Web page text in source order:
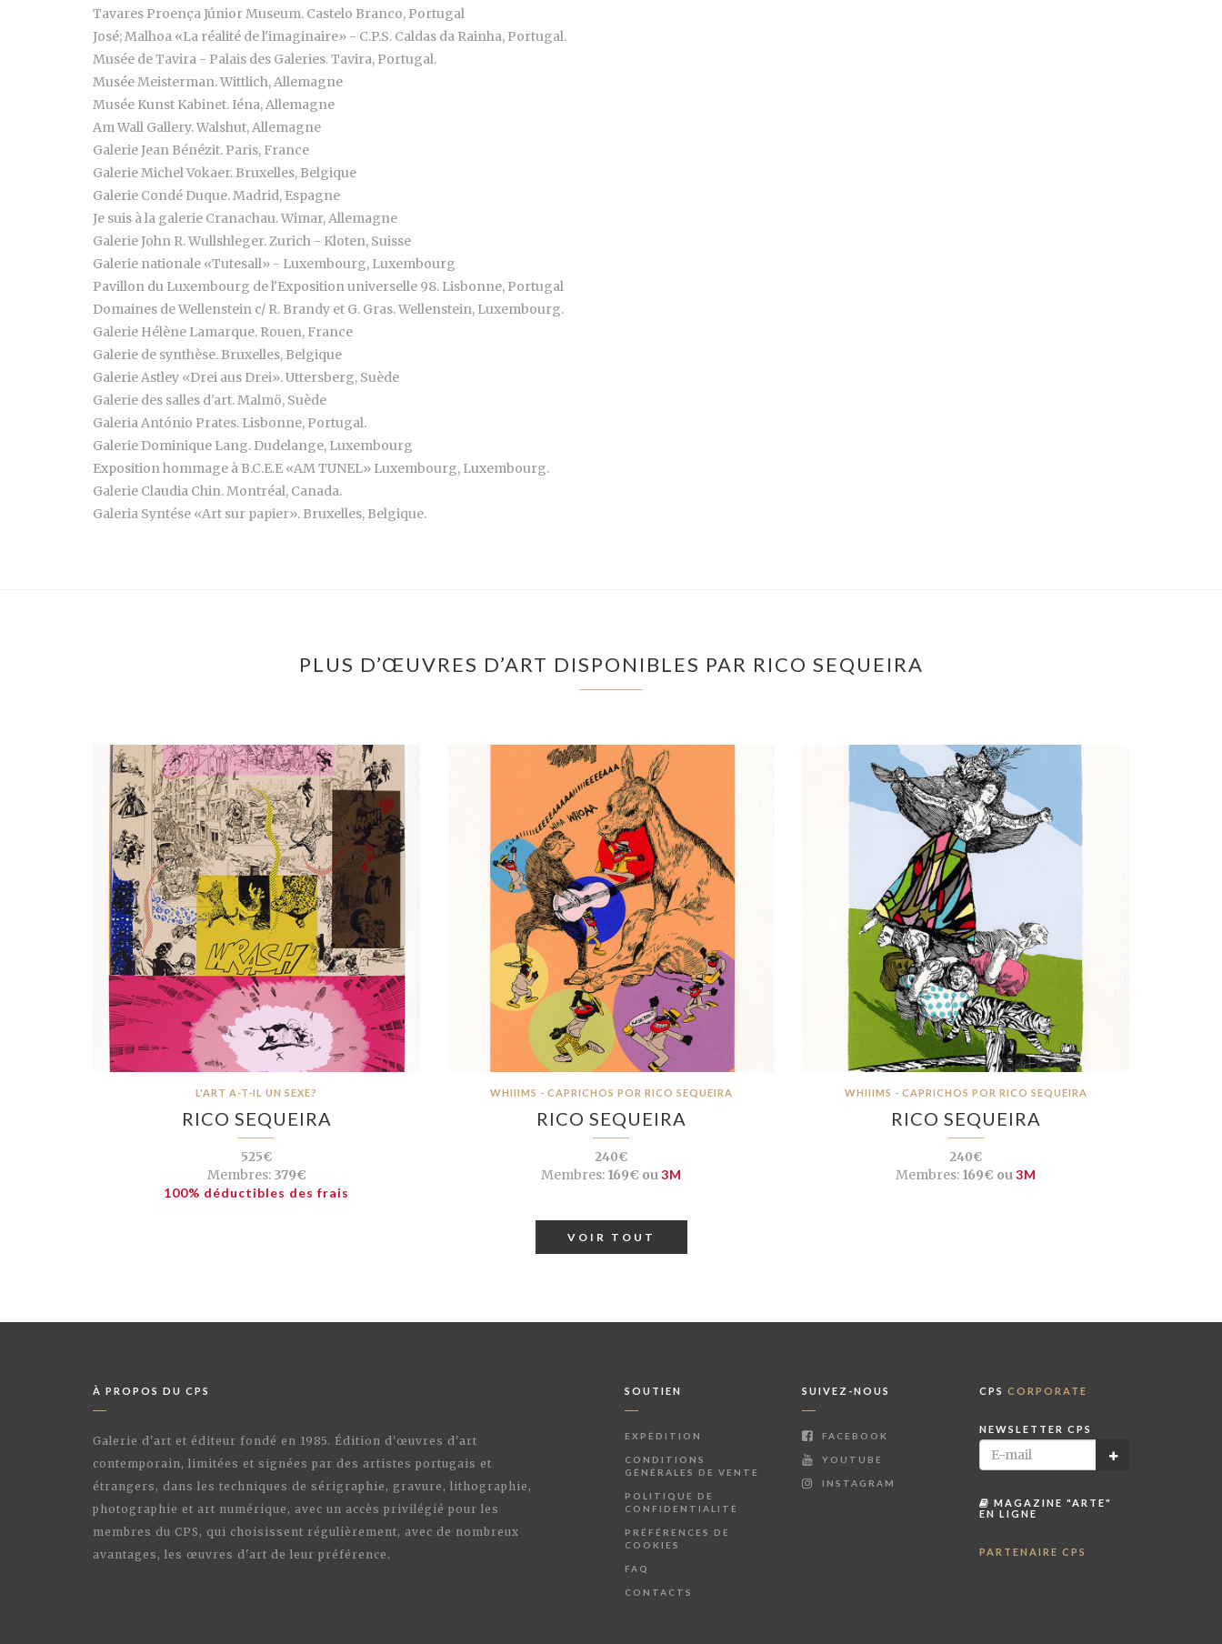
Tavares Proença Júnior Museum. Castelo Branco, Portugal
José; Malhoa «La réalité de l'imaginaire» - C.P.S. Caldas da Rainha, Portugal.
Musée de Tavira - Palais des Galeries. Tavira, Portugal.
Musée Meisterman. Wittlich, Allemagne
Musée Kunst Kabinet. Iéna, Allemagne
Am Wall Gallery. Walshut, Allemagne
Galerie Jean Bénézit. Paris, France
Galerie Michel Vokaer. Bruxelles, Belgique
Galerie Condé Duque. Madrid, Espagne
Je suis à la galerie Cranachau. Wimar, Allemagne
Galerie John R. Wullshleger. Zurich - Kloten, Suisse
Galerie nationale «Tutesall» - Luxembourg, Luxembourg
Pavillon du Luxembourg de l'Exposition universelle 98. Lisbonne, Portugal
Domaines de Wellenstein c/ R. Brandy et G. Gras. Wellenstein, Luxembourg.
Galerie Hélène Lamarque. Rouen, France
Galerie de synthèse. Bruxelles, Belgique
Galerie Astley «Drei aus Drei». Uttersberg, Suède
Galerie des salles d'art. Malmö, Suède
Galeria António Prates. Lisbonne, Portugal.
Galerie Dominique Lang. Dudelange, Luxembourg
Exposition hommage à B.C.E.E «AM TUNEL» Luxembourg, Luxembourg.
Galerie Claudia Chin. Montréal, Canada.
Galeria Syntése «Art sur papier». Bruxelles, Belgique.
PLUS D’ŒUVRES D’ART DISPONIBLES PAR RICO SEQUEIRA
L'ART A-T-IL UN SEXE?
RICO SEQUEIRA
525€
Membres:379€
100% déductibles des frais
WHIIIMS - CAPRICHOS POR RICO SEQUEIRA
RICO SEQUEIRA
240€
Membres:169€ ou3M
WHIIIMS - CAPRICHOS POR RICO SEQUEIRA
RICO SEQUEIRA
240€
Membres:169€ ou3M
VOIR TOUT
À PROPOS DU CPS
Galerie d'art et éditeur fondé en 1985. Édition d'œuvres d'art
contemporain, limitées et signées par des artistes portugais et
étrangers, dans les techniques de sérigraphie, gravure, lithographie,
photographie et art numérique, avec un accès privilégié pour les
membres du CPS, qui choisissent régulièrement, avec de nombreux
avantages, les œuvres d'art de leur préférence.
SOUTIEN
EXPÉDITION
CONDITIONS
GÉNÉRALES DE VENTE
POLITIQUE DE
CONFIDENTIALITÉ
PRÉFÉRENCES DE
COOKIES
FAQ
CONTACTS
SUIVEZ-NOUS
FACEBOOK
YOUTUBE
INSTAGRAM
CPS CORPORATE
NEWSLETTER CPS
MAGAZINE "ARTE"
EN LIGNE
PARTENAIRE CPS